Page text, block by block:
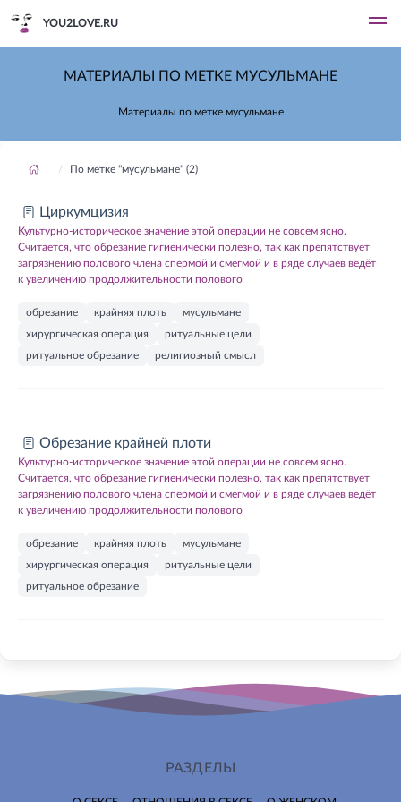
YOU2LOVE.RU
МАТЕРИАЛЫ ПО МЕТКЕ МУСУЛЬМАНЕ
Материалы по метке мусульмане
По метке "мусульмане" (2)
Циркумцизия
Культурно-историческое значение этой операции не совсем ясно.
Считается, что обрезание гигиенически полезно, так как препятствует
загрязнению полового члена спермой и смегмой и в ряде случаев ведёт
к увеличению продолжительности полового
обрезание крайняя плоть
мусульмане
хирургическая операция
ритуальные цели
ритуальное обрезание
религиозный смысл
Обрезание крайней плоти
Культурно-историческое значение этой операции не совсем ясно.
Считается, что обрезание гигиенически полезно, так как препятствует
загрязнению полового члена спермой и смегмой и в ряде случаев ведёт
к увеличению продолжительности полового
обрезание крайняя плоть
мусульмане
хирургическая операция
ритуальные цели
ритуальное обрезание
РАЗДЕЛЫ